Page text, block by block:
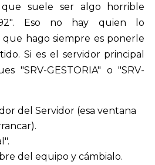
suele ser algo horrible
Eso no hay quien lo
hago siempre es ponerle
Si es el servidor principal
"SRV-GESTORIA" o "SRV-
del Servidor (esa ventana
del equipo y cámbialo.